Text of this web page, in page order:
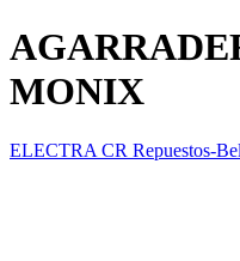
MONIX
ELECTRA CR Repuestos-